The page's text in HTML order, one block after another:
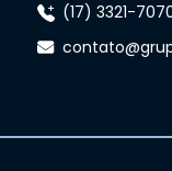
(17) 3321-